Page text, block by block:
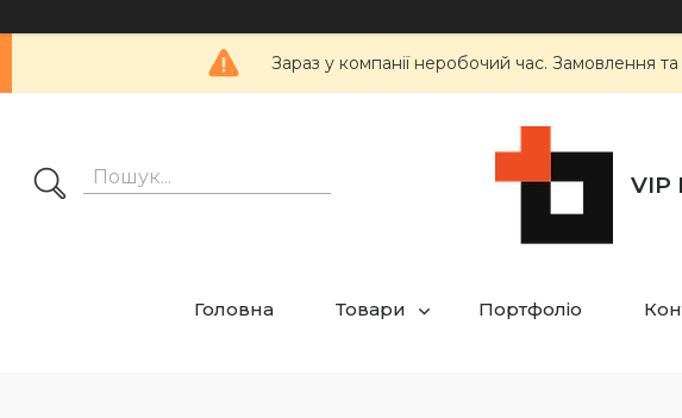
Зараз у компанії неробочий час. Замовлення
VIP
Головна Товари Портфоліо